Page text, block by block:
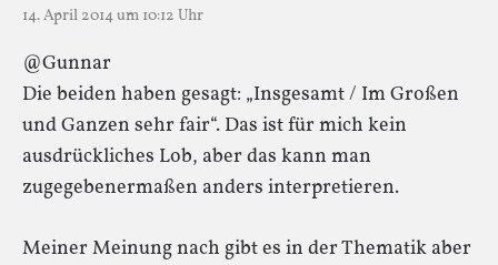
14. April 2014 um 10:12 Uhr
@Gunnar
Die beiden haben gesagt: „Insgesamt / Im Großen
und Ganzen sehr fair“. Das ist für mich kein
ausdrückliches Lob, aber das kann man
zugegebenermaßen anders interpretieren.
Meiner Meinung nach gibt es in der Thematik aber